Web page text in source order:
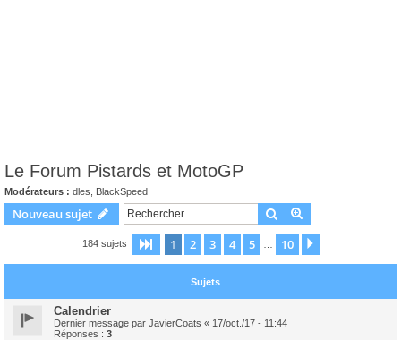
Le Forum Pistards et MotoGP
Modérateurs : dles BlackSpeed
Nouveau sujet Rechercher
184 sujets Page 1sur10
1 2 3 4 5 10
Sujets
Calendrier
Dernier message par JavierCoats « 17/oct./17 - 11:44
Réponses : 3